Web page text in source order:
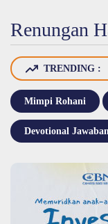
Renungan
TRENDING :
Mimpi Rohani
Devotional